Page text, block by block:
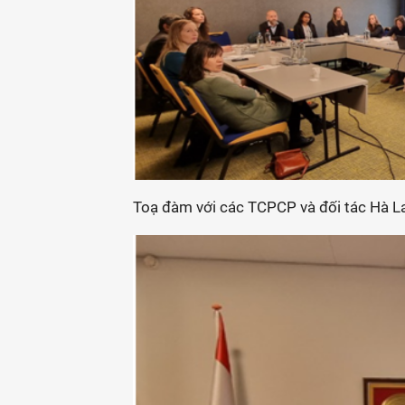
Toạ đàm với các TCPCP và đối tác Hà